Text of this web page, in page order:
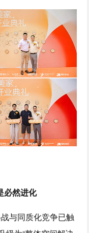
必然进化
与同质化竞争已触